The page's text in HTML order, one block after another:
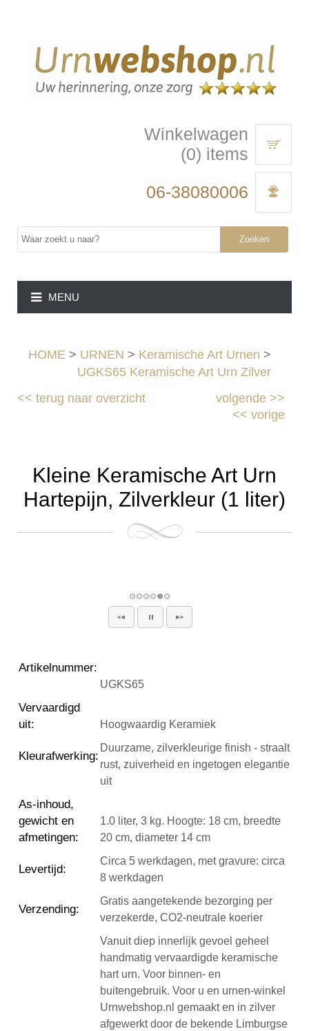
Winkelwagen
(0) items
06-38080006
Zoeken
MENU
HOME > URNEN > Keramische Art Urnen >
UGKS65 Keramische Art Urn Zilver
<<terug naar overzicht volgende>>
<< vorige
Kleine Keramische Art Urn
Hartepijn, Zilverkleur (1 liter)
Artikelnummer:
UGKS65
Vervaardigd
uit: Hoogwaardig Keramiek
Kleurafwerking:
Duurzame, zilverkleurige finish - straalt
rust, zuiverheid en ingetogen elegantie
uit
As-inhoud,
gewicht en
afmetingen:
1.0 liter, 3 kg. Hoogte: 18 cm, breedte
20 cm, diameter 14 cm
Levertijd:
Circa 5 werkdagen, met gravure: circa
8 werkdagen
Verzending:
Gratis aangetekende bezorging per
verzekerde, CO2-neutrale koerier
Vanuit diep innerlijk gevoel geheel
handmatig vervaardigde keramische
hart urn. Voor binnen- en
buitengebruik. Voor u en urnen-winkel
Urnwebshop.nl gemaakt en in zilver
afgewerkt door de bekende Limburgse